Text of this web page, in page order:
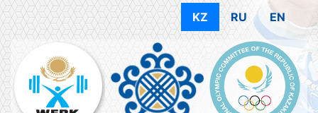
KZ RU EN